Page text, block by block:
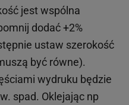
jest wspólna
dodać +2%
ustaw szerokość
być równe).
wydruku będzie
spad. Oklejając np